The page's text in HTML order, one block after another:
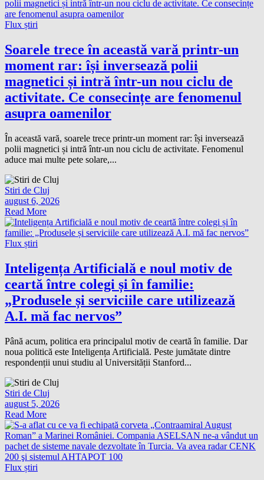
Flux știri
Soarele trece în această vară printr-un
moment rar: își inversează polii
magnetici și intră într-un nou ciclu de
activitate. Ce consecințe are fenomenul
asupra oamenilor
În această vară, soarele trece printr-un moment rar: își inversează
polii magnetici și intră într-un nou ciclu de activitate. Fenomenul
aduce mai multe pete solare,...
Stiri de Cluj
august 6, 2026
Read More
Flux știri
Inteligența Artificială e noul motiv de
ceartă între colegi și în familie:
„Produsele și serviciile care utilizează
A.I. mă fac nervos”
Până acum, politica era principalul motiv de ceartă în familie. Dar
noua politică este Inteligența Artificială. Peste jumătate dintre
respondenții unui studiu al Universității Stanford...
Stiri de Cluj
august 5, 2026
Read More
Flux știri